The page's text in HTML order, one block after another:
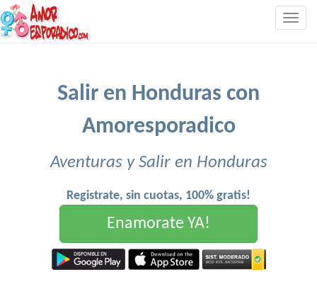
Salir en Honduras con
Amoresporadico
Aventuras y Salir en Honduras
Registrate, sin cuotas, 100% gratis!
Enamorate YA!